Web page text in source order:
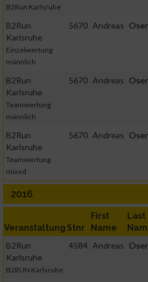
B2Run Karlsruhe
B2Run
Karlsruhe
Einzelwertung
männlich
5670 Andreas Oser
B2Run
Karlsruhe
Teamwertung
männlich
5670 Andreas Oser
B2Run
Karlsruhe
Teamwertung
mixed
5670 Andreas Oser
2016
Veranstaltung Stnr
First
Name
Last
B2Run
Karlsruhe
B2RUN Karlsruhe
4584 Andreas Oser
Messung der Performance von
Analyse von Zielgruppen durch
Kombinationen von Daten aus
Entwicklung und Verbesserung
Verwendung reduzierter Daten
IAB-Besonderheiten:
Verwendung genauer
Geräte anhand von aktiv
identifizieren
Nicht-IAB-Verarbeitungszwecke:
Notwendig